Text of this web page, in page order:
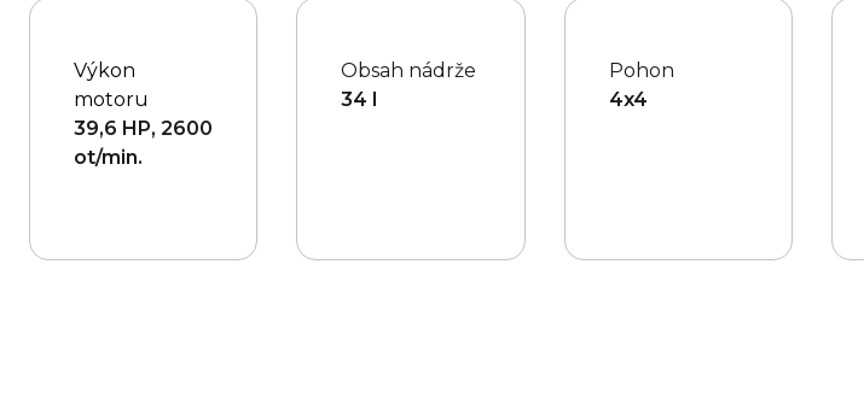
Výkon
motoru
39,6 HP, 2600
ot/min.
Obsah nádrže
34 l
Pohon
4x4